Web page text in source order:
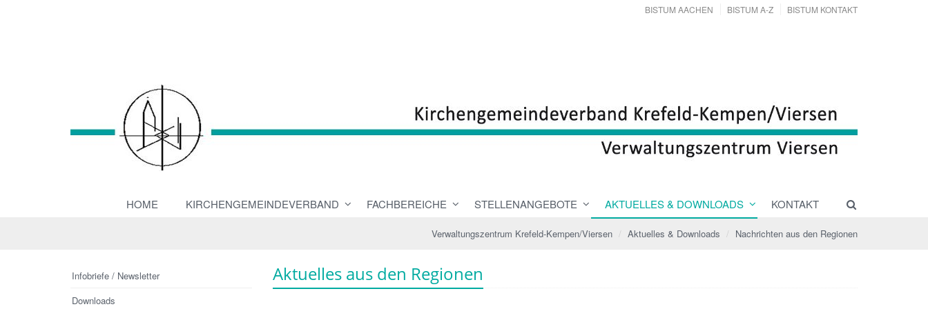
BISTUM AACHEN BISTUM A-Z BISTUM KONTAKT
HOME KIRCHENGEMEINDEVERBAND FACHBEREICHE STELLENANGEBOTE AKTUELLES & DOWNLOADS KONTAKT
Verwaltungszentrum Krefeld-Kempen/Viersen Aktuelles & Downloads Nachrichten aus den Regionen
Aktuelles aus den Regionen
Infobriefe / Newsletter
Downloads